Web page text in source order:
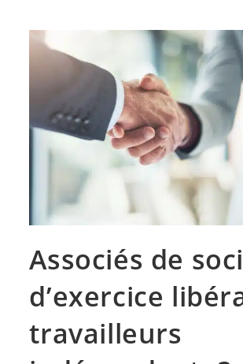
Associés de
d’exercice
travailleurs